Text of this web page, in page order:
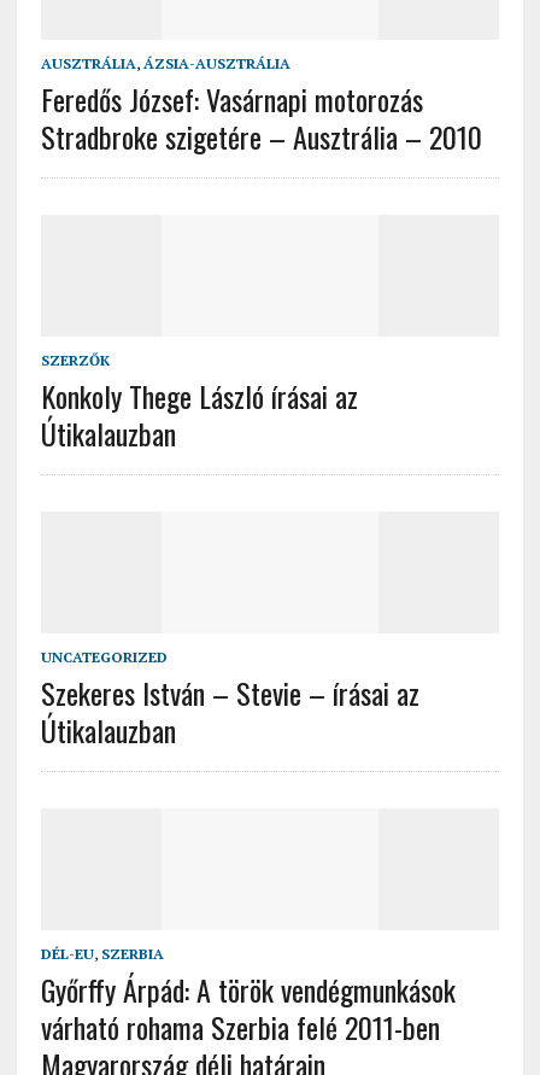
AUSZTRÁLIA, ÁZSIA-AUSZTRÁLIA
Feredős József: Vasárnapi motorozás
Stradbroke szigetére – Ausztrália – 2010
SZERZŐK
Konkoly Thege László írásai az
Útikalauzban
UNCATEGORIZED
Szekeres István – Stevie – írásai az
Útikalauzban
DÉL-EU, SZERBIA
Győrffy Árpád: A török vendégmunkások
várható rohama Szerbia felé 2011-ben
Magyarország déli határain